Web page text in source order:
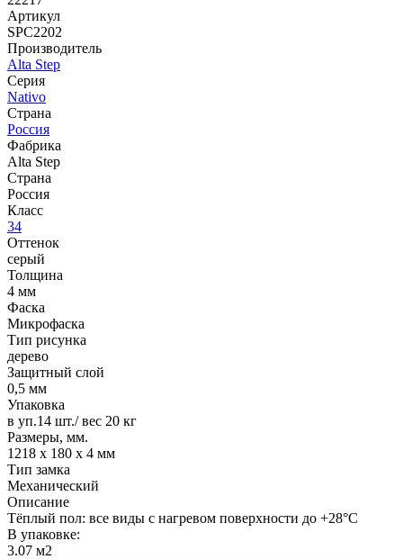
Артикул
SPC2202
Производитель
Alta Step
Серия
Nativo
Страна
Россия
Фабрика
Alta Step
Страна
Россия
Класс
34
Оттенок
серый
Толщина
4 мм
Фаска
Микрофаска
Тип рисунка
дерево
Защитный слой
0,5 мм
Упаковка
в уп.14 шт./ вес 20 кг
Размеры, мм.
1218 х 180 х 4 мм
Тип замка
Механический
Описание
Тёплый пол: все виды с нагревом поверхности до +28°С
В упаковке:
3.07 м2